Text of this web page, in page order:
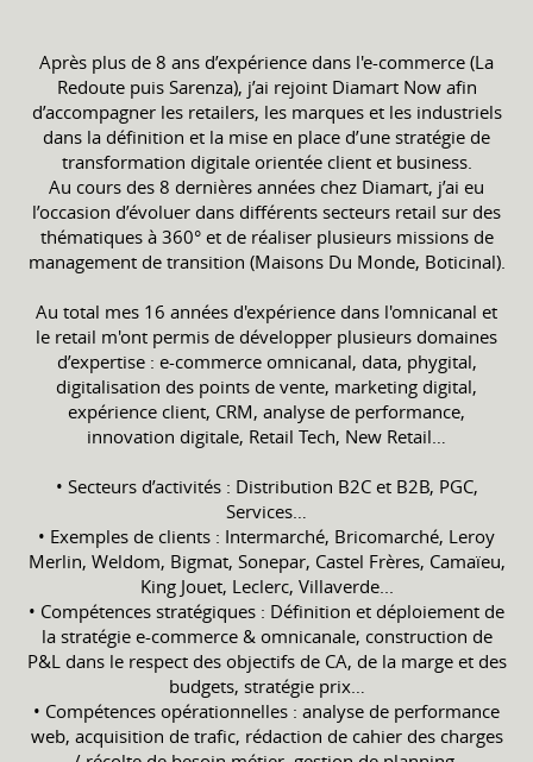
Après plus de 8 ans d’expérience dans l'e-commerce (La
Redoute puis Sarenza), j’ai rejoint Diamart Now afin
d’accompagner les retailers, les marques et les industriels
dans la définition et la mise en place d’une stratégie de
transformation digitale orientée client et business.
Au cours des 8 dernières années chez Diamart, j’ai eu
l’occasion d’évoluer dans différents secteurs retail sur des
thématiques à 360° et de réaliser plusieurs missions de
management de transition (Maisons Du Monde, Boticinal).
Au total mes 16 années d'expérience dans l'omnicanal et
le retail m'ont permis de développer plusieurs domaines
d’expertise : e-commerce omnicanal, data, phygital,
digitalisation des points de vente, marketing digital,
expérience client, CRM, analyse de performance,
innovation digitale, Retail Tech, New Retail…
• Secteurs d’activités : Distribution B2C et B2B, PGC,
Services…
• Exemples de clients : Intermarché, Bricomarché, Leroy
Merlin, Weldom, Bigmat, Sonepar, Castel Frères, Camaïeu,
King Jouet, Leclerc, Villaverde...
• Compétences stratégiques : Définition et déploiement de
la stratégie e-commerce & omnicanale, construction de
P&L dans le respect des objectifs de CA, de la marge et des
budgets, stratégie prix…
• Compétences opérationnelles : analyse de performance
web, acquisition de trafic, rédaction de cahier des charges